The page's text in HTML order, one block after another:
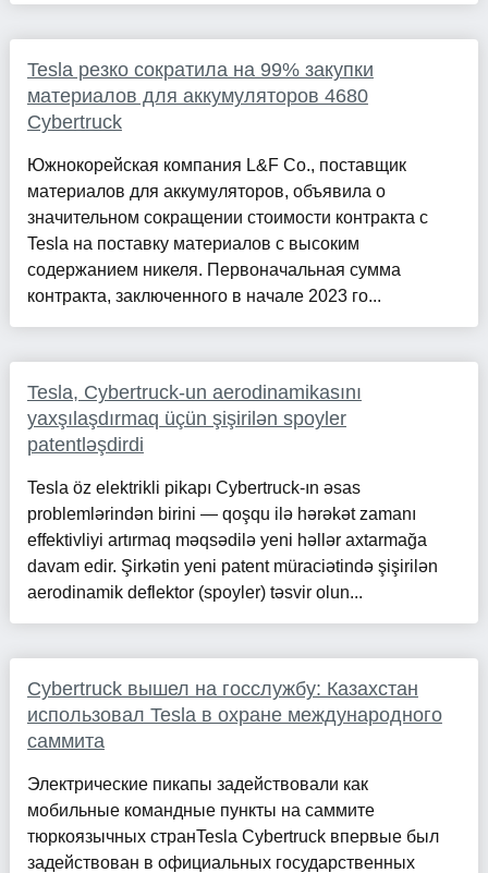
Tesla резко сократила на 99% закупки
материалов для аккумуляторов 4680
Cybertruck
Южнокорейская компания L&F Co., поставщик
материалов для аккумуляторов, объявила о
значительном сокращении стоимости контракта с
Tesla на поставку материалов с высоким
содержанием никеля. Первоначальная сумма
контракта, заключенного в начале 2023 го...
Tesla, Cybertruck-un aerodinamikasını
yaxşılaşdırmaq üçün şişirilən spoyler
patentləşdirdi
Tesla öz elektrikli pikapı Cybertruck-ın əsas
problemlərindən birini — qoşqu ilə hərəkət zamanı
effektivliyi artırmaq məqsədilə yeni həllər axtarmağa
davam edir. Şirkətin yeni patent müraciətində şişirilən
aerodinamik deflektor (spoyler) təsvir olun...
Cybertruck вышел на госслужбу: Казахстан
использовал Tesla в охране международного
саммита
Электрические пикапы задействовали как
мобильные командные пункты на саммите
тюркоязычных странTesla Cybertruck впервые был
задействован в официальных государственных